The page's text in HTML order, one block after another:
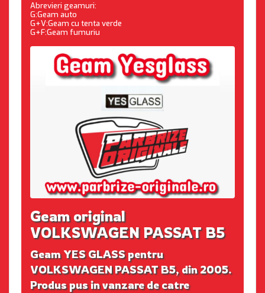
Abrevieri geamuri:
G:Geam auto
G+V:Geam cu tenta verde
G+F:Geam fumuriu
Geam original
VOLKSWAGEN PASSAT B5
Geam YES GLASS pentru
VOLKSWAGEN PASSAT B5, din 2005.
Produs pus in vanzare de catre